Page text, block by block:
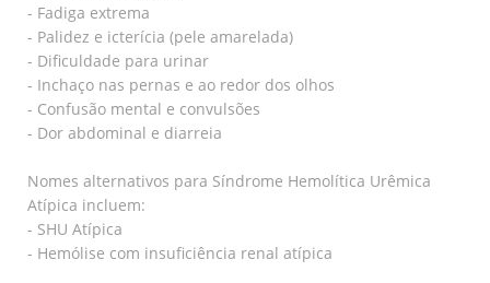
- Fadiga extrema
- Palidez e icterícia (pele amarelada)
- Dificuldade para urinar
- Inchaço nas pernas e ao redor dos olhos
- Confusão mental e convulsões
- Dor abdominal e diarreia
Nomes alternativos para Síndrome Hemolítica Urêmica
Atípica incluem:
- SHU Atípica
- Hemólise com insuficiência renal atípica